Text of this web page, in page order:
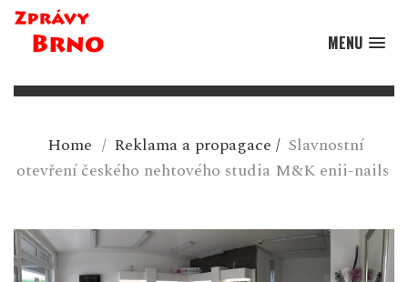
MENU
Home / Reklama a propagace / Slavnostní
otevření českého nehtového studia M&K enii-nails